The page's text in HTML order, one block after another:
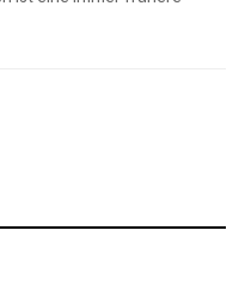
historischen Rühlmann-Orgel
6,3 Millionen Euro für das